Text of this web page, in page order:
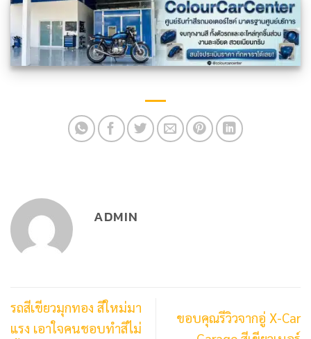
ADMIN
รถสีเขียวมุกทอง สีใหม่มา
แรง เอาใจคนชอบทำสีไม่
ขอบคุณรีวิวจากอู่ X-Car